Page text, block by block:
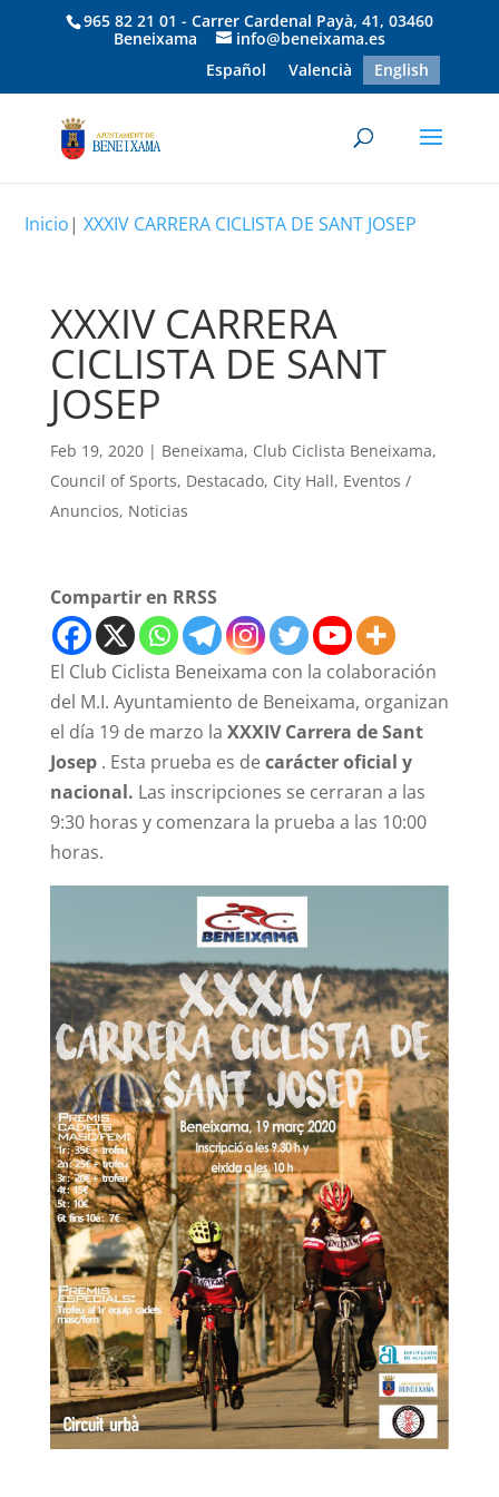
965 82 21 01 - Carrer Cardenal Payà, 41, 03460
Beneixama
info@beneixama.es
Español
Valencià English
Inicio|XXXIV CARRERA CICLISTA DE SANT JOSEP
XXXIV CARRERA
CICLISTA DE SANT
JOSEP
Feb 19, 2020| Beneixama, Club Ciclista Beneixama,
Council of Sports, Destacado, City Hall, Eventos /
Anuncios, Noticias
Compartir en RRSS
El Club Ciclista Beneixama con la colaboración
del M.I. Ayuntamiento de Beneixama, organizan
el día 19 de marzo la XXXIV Carrera de Sant
Josep. Esta prueba es decarácter oficial y
nacional. Las inscripciones se cerraran a las
9:30 horas y comenzara la prueba a las 10:00
horas.